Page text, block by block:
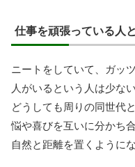
仕事を頑張っている人
ニートをしていて、ガッ
人がいるという人は少な
どうしても周りの同世代
悩や喜びを互いに分かち
自然と距離を置くように